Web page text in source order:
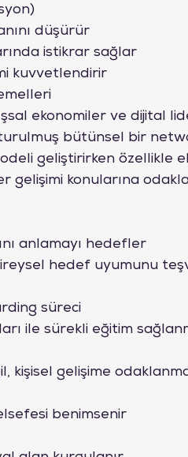
düşürür
istikrar sağlar
kuvvetlendirir
ekonomiler ve dijital
bütünsel bir
geliştirirken özellikle
gelişimi konularına
anlamayı hedefler
hedef uyumunu
süreci
ile sürekli eğitim
kişisel gelişime
benimsenir